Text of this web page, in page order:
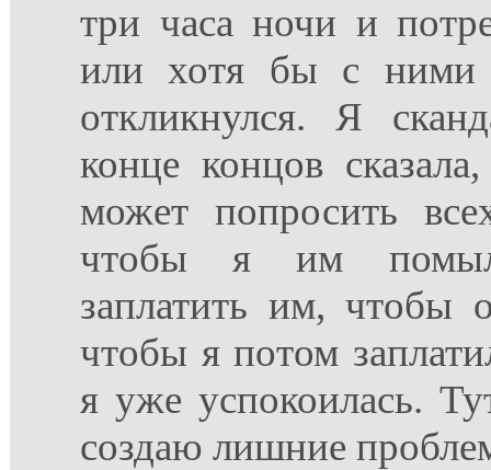
три часа ночи и
или хотя бы с ними
откликнулся. Я
конце концов
может попросить
чтобы я им
заплатить им, чтобы
чтобы я потом
я уже успокоилась.
создаю лишние